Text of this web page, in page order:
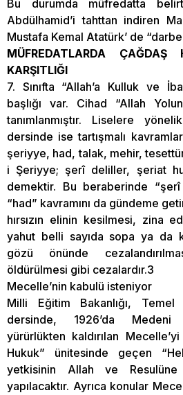
Bu durumda müfredatta
Abdülhamid’i tahttan indiren
Mustafa Kemal Atatürk’ de
MÜFREDATLARDA
KARŞITLIĞI
7. Sınıfta “Allah’a Kulluk ve
başlığı var. Cihad “Allah
tanımlanmıştır. Liselere
dersinde ise tartışmalı
şeriyye, had, talak, mehir,
i Şeriyye; şerî deliller, şeriat
demektir. Bu beraberinde
“had” kavramını da gündeme
hırsızın elinin kesilmesi, zina
yahut belli sayıda sopa ya da
gözü önünde
öldürülmesi gibi cezalardır.3
Mecelle’nin kabulü isteniyor
Milli Eğitim Bakanlığı,
dersinde, 1926’da Medeni
yürürlükten kaldırılan
Hukuk” ünitesinde geçen
yetkisinin Allah ve
yapılacaktır. Ayrıca konular